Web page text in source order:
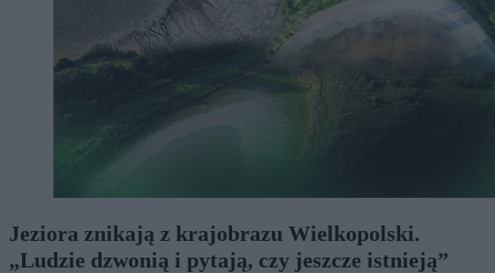
Jeziora znikają z krajobrazu Wielkopolski.
„Ludzie dzwonią i pytają, czy jeszcze istnieją”